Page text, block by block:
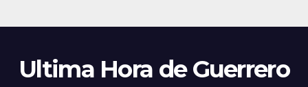
Ultima Hora de Guerrero